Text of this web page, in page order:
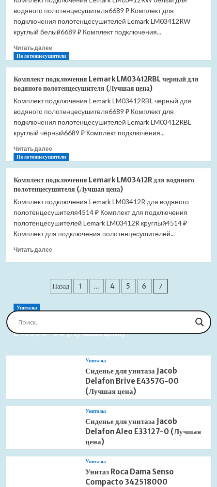
для
водяного
полотенцесушителя
цена)
водяного полотенцесушителя6689 ₽ Комплект для
подключения полотенцесушителей Lemark LM03412RW
круглый белый6689 ₽ Комплект подключения...
Читать далееПрочитать
больше
подключения
Lemark
LM03412RW
белый
для
водяного
(Лучшая
цена)
Полотенцесушители
Комплект подключения Lemark LM03412RBL черный для
водяного полотенцесушителя (Лучшая цена)
Комплект подключения Lemark LM03412RBL черный для
водяного полотенцесушителя6689 ₽ Комплект для
подключения полотенцесушителей Lemark LM03412RBL
круглый чёрный6689 ₽ Комплект подключения...
Читать далееПрочитать
больше
подключения
Lemark
LM03412RBL
черный
для
полотенцесушителя
(Лучшая
Полотенцесушители
Комплект подключения Lemark LM03412R для водяного
полотенцесушителя (Лучшая цена)
Комплект подключения Lemark LM03412R для водяного
полотенцесушителя4514 ₽ Комплект для подключения
полотенцесушителей Lemark LM03412R круглый4514 ₽
Комплект для подключения полотенцесушителей...
Читать далееПрочитать
подключения
Lemark
для
полотенцесушителя
Пагинация
Назад 1 … 4 5 6 7
Унитазы
Сиденье для унитаза Jacob Delafon Brive
E4359G-00 (Лучшая цена)
Унитазы
Сиденье для унитаза Jacob
Delafon Brive E4357G-00
(Лучшая цена)
Унитазы
Сиденье для унитаза Jacob
Delafon Aleo E33127-0 (Лучшая
цена)
Унитазы
Унитаз Roca Dama Senso
Compacto 342518000